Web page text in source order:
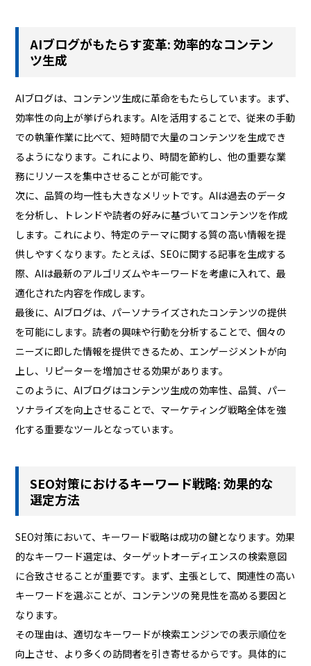
AIブログがもたらす変革: 効率的なコンテン
ツ生成
AIブログは、コンテンツ生成に革命をもたらしています。まず、
効率性の向上が挙げられます。AIを活用することで、従来の手動
での執筆作業に比べて、短時間で大量のコンテンツを生成でき
るようになります。これにより、時間を節約し、他の重要な業
務にリソースを集中させることが可能です。
次に、品質の均一性も大きなメリットです。AIは過去のデータ
を分析し、トレンドや読者の好みに基づいてコンテンツを作成
します。これにより、特定のテーマに関する質の高い情報を提
供しやすくなります。たとえば、SEOに関する記事を生成する
際、AIは最新のアルゴリズムやキーワードを考慮に入れて、最
適化された内容を作成します。
最後に、AIブログは、パーソナライズされたコンテンツの提供
を可能にします。読者の興味や行動を分析することで、個々の
ニーズに即した情報を提供できるため、エンゲージメントが向
上し、リピーターを増加させる効果があります。
このように、AIブログはコンテンツ生成の効率性、品質、パー
ソナライズを向上させることで、マーケティング戦略全体を強
化する重要なツールとなっています。
SEO対策におけるキーワード戦略: 効果的な
選定方法
SEO対策において、キーワード戦略は成功の鍵となります。効果
的なキーワード選定は、ターゲットオーディエンスの検索意図
に合致させることが重要です。まず、主張として、関連性の高い
キーワードを選ぶことが、コンテンツの発見性を高める要因と
なります。
その理由は、適切なキーワードが検索エンジンでの表示順位を
向上させ、より多くの訪問者を引き寄せるからです。具体的に